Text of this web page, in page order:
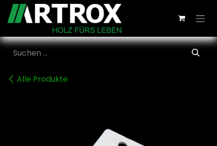
Zum Inhalt springen
Alle Produkte